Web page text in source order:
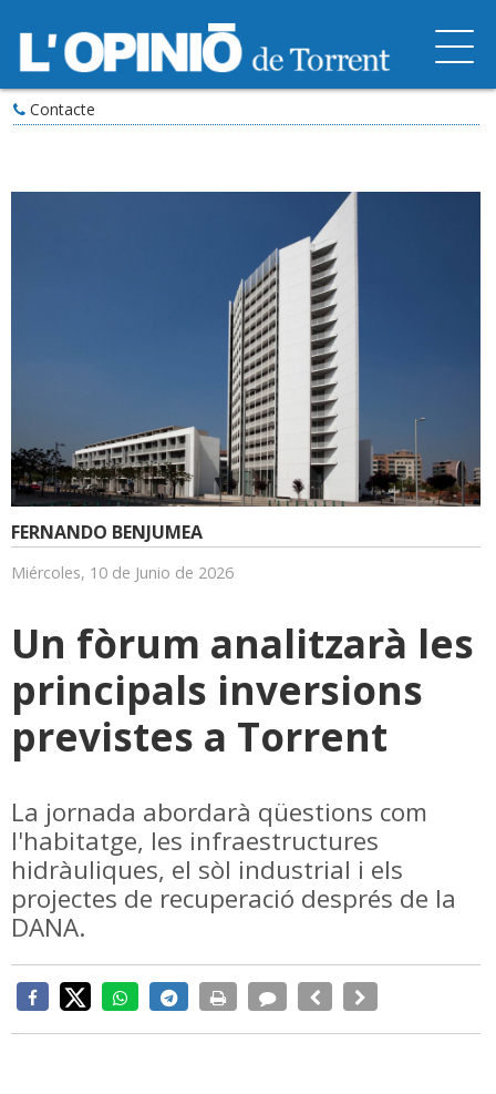
Contacte
FERNANDO BENJUMEA
Miércoles, 10 de Junio de 2026
Un fòrum analitzarà les
principals inversions
previstes a Torrent
La jornada abordarà qüestions com
l'habitatge, les infraestructures
hidràuliques, el sòl industrial i els
projectes de recuperació després de la
DANA.